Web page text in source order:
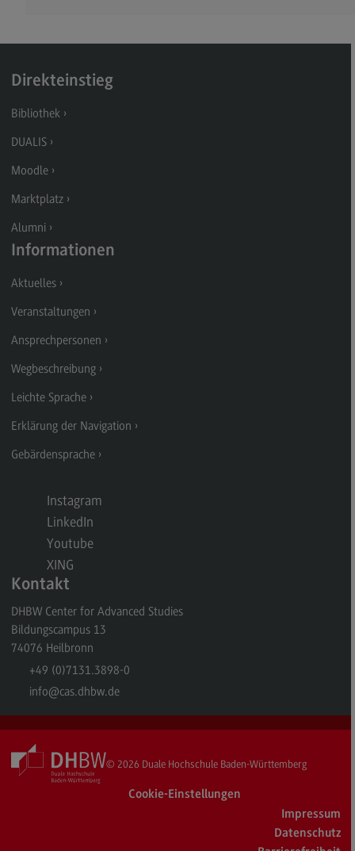
Modulangebot
Berufsperspektiven
Kontakt
Executive Engineering
Executive Engineering
Modulangebot
Berufsperspektiven
Kontakt
Finance
Finance
Modulangebot
Berufsperspektiven
Kontakt
General Business Management
Modulangebot
Berufsperspektiven
Kontakt
Governance Sozialer Arbeit
Governance Sozialer Arbeit
Modulangebot
Berufsperspektiven
Kontakt
Informatik
Direkteinstieg
Bibliothek
DUALIS
Moodle
Marktplatz
Alumni
Informationen
Aktuelles
Veranstaltungen
Ansprechpersonen
Wegbeschreibung
Leichte Sprache
Erklärung der Navigation
Gebärdensprache
Instagram
LinkedIn
Youtube
XING
Kontakt
DHBW Center for Advanced Studies
Bildungscampus 13
74076 Heilbronn
+49 (0)7131.3898-0
info@cas.dhbw.de
© 2026 Duale Hochschule Baden-Württemberg
Cookie-Einstellungen
Impressum
Datenschutz